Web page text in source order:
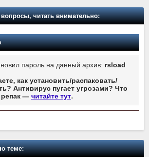
читать внимательно:
пароль на данный архив: rsload
как установить/распаковать/
Антивирус пугает угрозами? Что
репак — читайте тут.
теме: